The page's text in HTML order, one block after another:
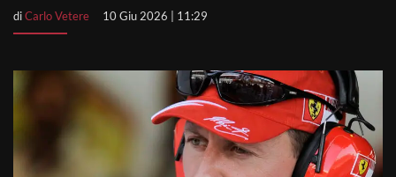
diCarlo Vetere 10 Giu 2026 | 11:29